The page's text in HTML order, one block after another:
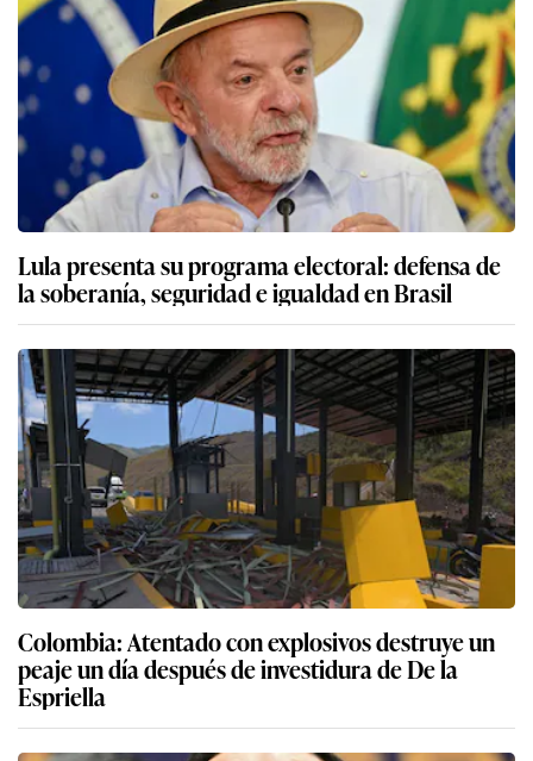
Lula presenta su programa electoral: defensa de
la soberanía, seguridad e igualdad en Brasil
Colombia: Atentado con explosivos destruye un
peaje un día después de investidura de De la
Espriella